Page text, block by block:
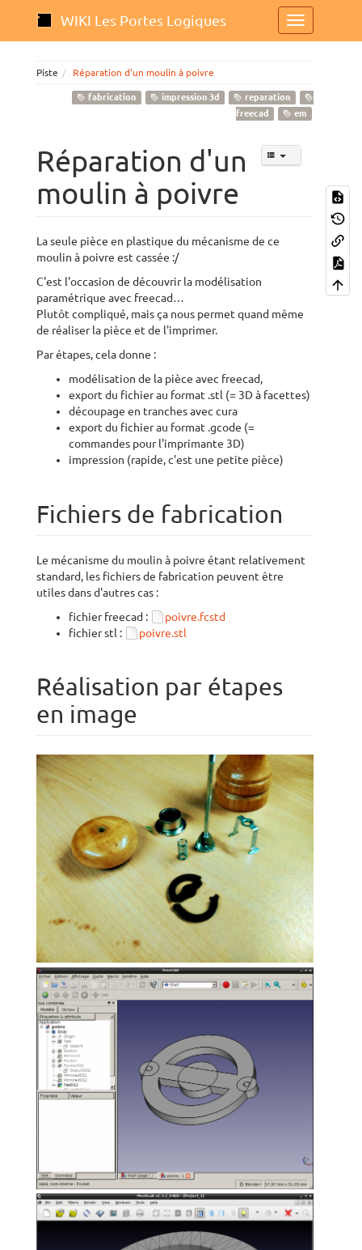
WIKI Les Portes Logiques
Piste Réparation d'un moulin à poivre
fabrication impression 3d
reparation
freecad
em
Réparation d'un
moulin à poivre
La seule pièce en plastique du mécanisme de ce
moulin à poivre est cassée :/
C'est l'occasion de découvrir la modélisation
paramétrique avec freecad…
Plutôt compliqué, mais ça nous permet quand même
de réaliser la pièce et de l'imprimer.
Par étapes, cela donne :
modélisation de la pièce avec freecad,
export du fichier au format .stl (= 3D à facettes)
découpage en tranches avec cura
export du fichier au format .gcode (=
commandes pour l'imprimante 3D)
impression (rapide, c'est une petite pièce)
Fichiers de fabrication
Le mécanisme du moulin à poivre étant relativement
standard, les fichiers de fabrication peuvent être
utiles dans d'autres cas :
fichier freecad :
poivre.fcstd
fichier stl :
poivre.stl
Réalisation par étapes
en image